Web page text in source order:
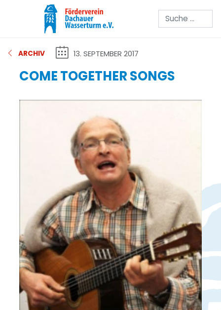
Suchen
ARCHIV 13. SEPTEMBER 2017
COME TOGETHER SONGS